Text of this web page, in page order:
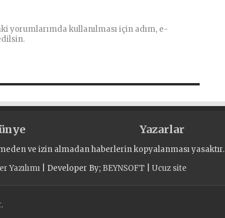
yorumlarımda kullanılması için adım, e-
Yazarlar
ve izin almadan haberlerin kopyalanması yasaktır.
Yazılımı| Developer By; BEYNSOFT Ucuz site